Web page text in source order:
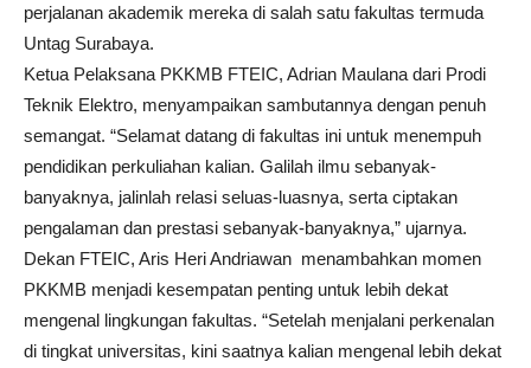
perjalanan akademik mereka di salah satu fakultas termuda
Untag Surabaya.
Ketua Pelaksana PKKMB FTEIC, Adrian Maulana dari Prodi
Teknik Elektro, menyampaikan sambutannya dengan penuh
semangat. “Selamat datang di fakultas ini untuk menempuh
pendidikan perkuliahan kalian. Galilah ilmu sebanyak-
banyaknya, jalinlah relasi seluas-luasnya, serta ciptakan
pengalaman dan prestasi sebanyak-banyaknya,” ujarnya.
Dekan FTEIC, Aris Heri Andriawan menambahkan momen
PKKMB menjadi kesempatan penting untuk lebih dekat
mengenal lingkungan fakultas. “Setelah menjalani perkenalan
di tingkat universitas, kini saatnya kalian mengenal lebih dekat